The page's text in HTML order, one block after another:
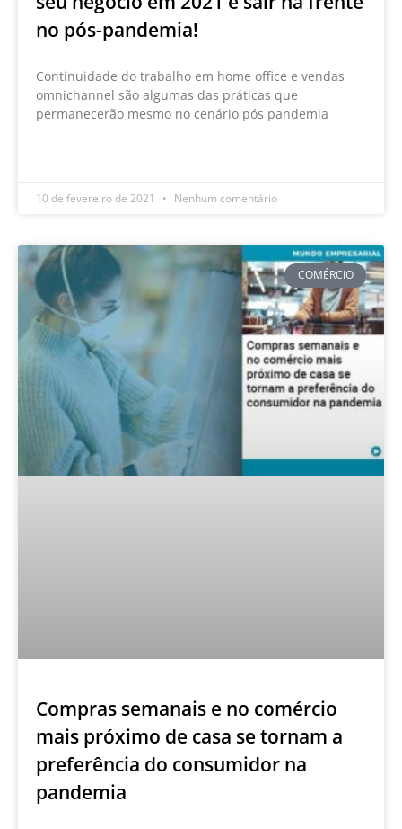
no pós-pandemia!
Continuidade do trabalho em home office e vendas
omnichannel são algumas das práticas que
permanecerão mesmo no cenário pós pandemia
10 de fevereiro de 2021 Nenhum comentário
COMÉRCIO
Compras semanais e no comércio
mais próximo de casa se tornam a
preferência do consumidor na
pandemia